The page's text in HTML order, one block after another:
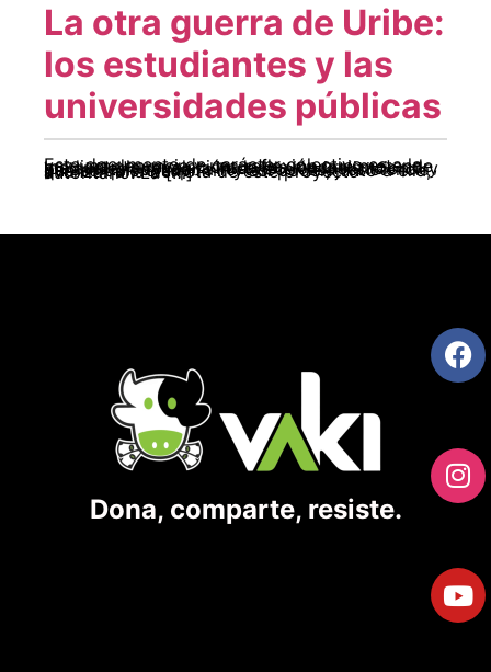
La otra guerra de Uribe:
los estudiantes y las
universidades públicas
Este documento de carácter colectivo es a la vez una denuncia y una reflexión que pretende, mediante la revelación de los mecanismos por los cuales avanza la intervención institucional y paramilitar, ayudar a fortalecer esa resistencia que se quiere suprimir y así poder, junto a ella, avanzar a la derrota de este proyecto autoritario. La […]
Dona, comparte, resiste.